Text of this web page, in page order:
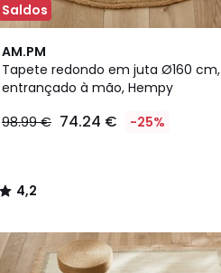
Saldos
AM.PM
Tapete redondo em juta Ø160 cm,
entrançado à mão, Hempy
98.99 € 74.24 € -25%
4,2
/ 5
4,2
/